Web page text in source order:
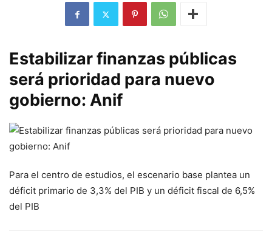
Estabilizar finanzas públicas
será prioridad para nuevo
gobierno: Anif
Para el centro de estudios, el escenario base plantea un
déficit primario de 3,3% del PIB y un déficit fiscal de 6,5%
del PIB